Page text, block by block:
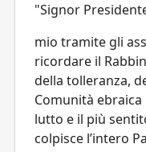
"Signor
mio tramite gli
ricordare il
della tolleranza,
Comunità
lutto e il più
colpisce l’intero